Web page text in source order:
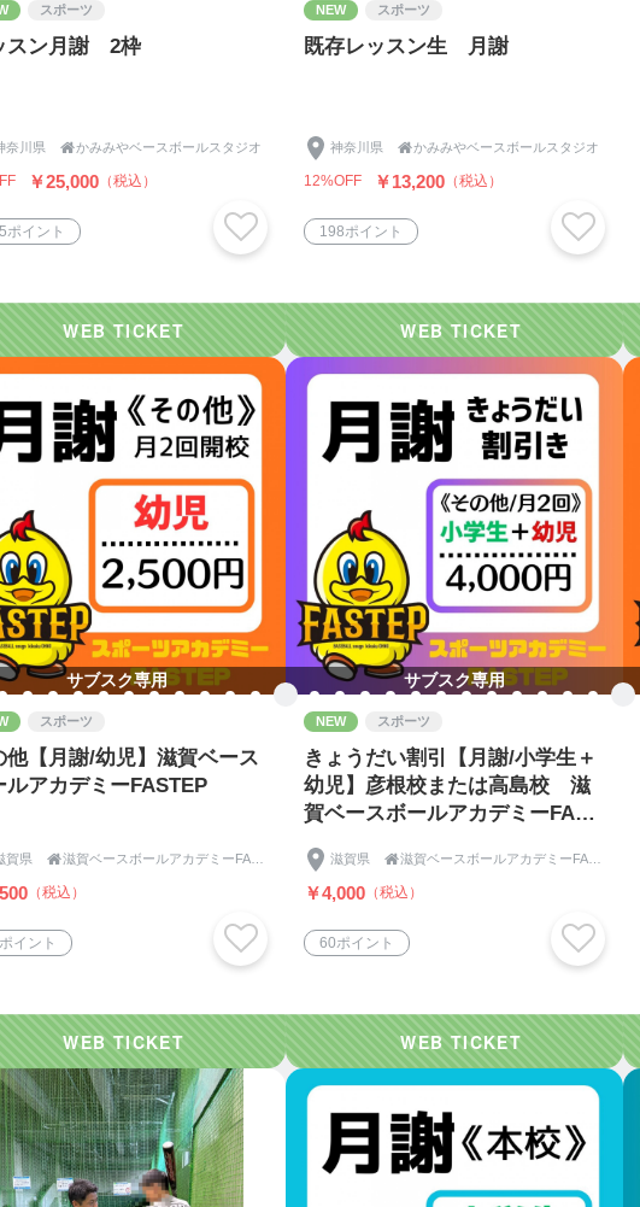
スポーツ
スン月謝 2枠
奈川県 かみみやベースボールスタジオ
￥25,000 （税込）
ポイント
NEW スポーツ
既存レッスン生 月謝
神奈川県 かみみやベースボールスタジオ
12%OFF ￥13,200 （税込）
198ポイント
サブスク専用
スポーツ
他【月謝/幼児】滋賀ベース
ルアカデミーFASTEP
賀県 
（税込）
イント
サブスク専用
NEW スポーツ
きょうだい割引【月謝/小学生＋
幼児】彦根校または高島校 滋
賀ベースボールアカデミーFAST
滋賀県 
￥4,000 （税込）
60ポイント